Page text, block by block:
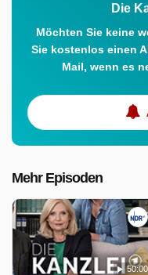
Die
Möchten Sie keine
Sie kostenlos einen
Mail, wenn es
Mehr Episoden
50:00